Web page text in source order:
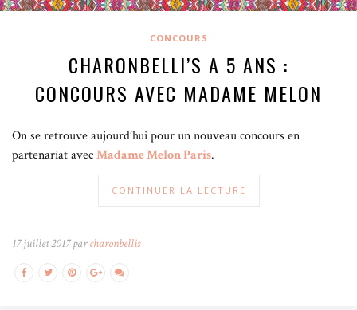
CONCOURS
CHARONBELLI’S A 5 ANS :
CONCOURS AVEC MADAME MELON
On se retrouve aujourd’hui pour un nouveau concours en
partenariat avecMadame Melon Paris.
CONTINUER LA LECTURE
17 juillet 2017 parcharonbellis